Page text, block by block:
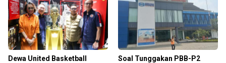
Dewa United Basketball
Soal Tunggakan PBB-P2